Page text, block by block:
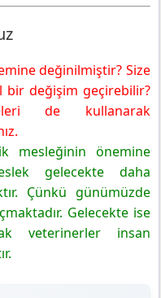
değinilmiştir? Size
bir değişim geçirebilir?
de kullanarak
mesleğinin önemine
gelecekte daha
Çünkü günümüzde
Gelecekte ise
veterinerler insan